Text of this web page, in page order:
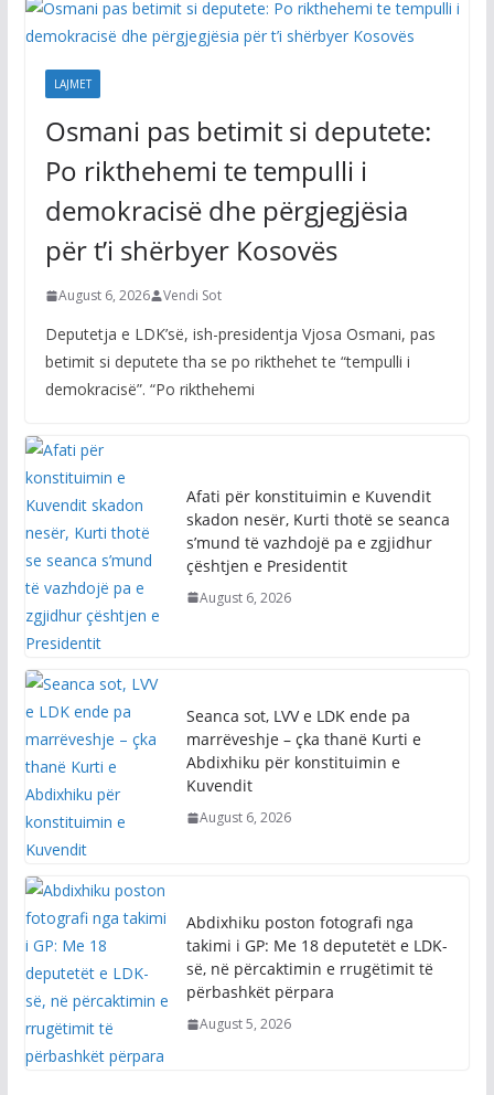
LAJMET
Osmani pas betimit si deputete:
Po rikthehemi te tempulli i
demokracisë dhe përgjegjësia
për t’i shërbyer Kosovës
August 6, 2026 Vendi Sot
Deputetja e LDK’së, ish-presidentja Vjosa Osmani, pas
betimit si deputete tha se po rikthehet te “tempulli i
demokracisë”. “Po rikthehemi
Afati për konstituimin e Kuvendit
skadon nesër, Kurti thotë se seanca
s’mund të vazhdojë pa e zgjidhur
çështjen e Presidentit
August 6, 2026
Seanca sot, LVV e LDK ende pa
marrëveshje – çka thanë Kurti e
Abdixhiku për konstituimin e
Kuvendit
August 6, 2026
Abdixhiku poston fotografi nga
takimi i GP: Me 18 deputetët e LDK-
së, në përcaktimin e rrugëtimit të
përbashkët përpara
August 5, 2026